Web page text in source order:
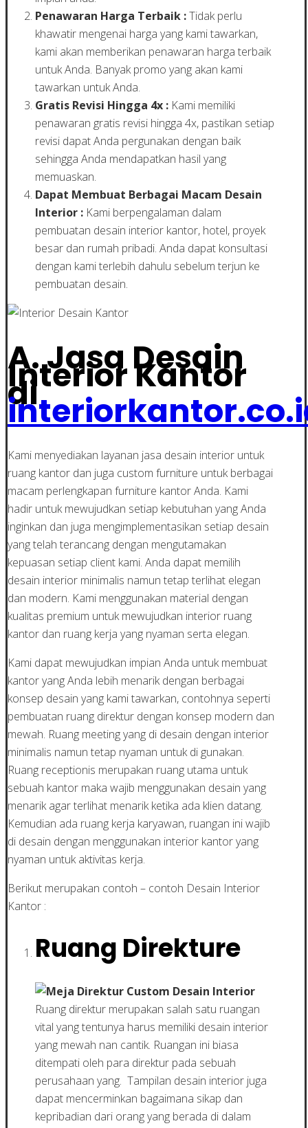
Penawaran Harga Terbaik :Tidak perlu
khawatir mengenai harga yang kami tawarkan,
kami akan memberikan penawaran harga terbaik
untuk Anda. Banyak promo yang akan kami
tawarkan untuk Anda.
Gratis Revisi Hingga 4x : Kami memiliki
penawaran gratis revisi hingga 4x, pastikan setiap
revisi dapat Anda pergunakan dengan baik
sehingga Anda mendapatkan hasil yang
memuaskan.
Dapat Membuat Berbagai Macam Desain
Interior : Kami berpengalaman dalam
pembuatan desain interior kantor, hotel, proyek
besar dan rumah pribadi. Anda dapat konsultasi
dengan kami terlebih dahulu sebelum terjun ke
pembuatan desain.
A. Jasa Desain
Interior Kantor
di
Kami menyediakan layanan jasa desain interior untuk
ruang kantor dan juga custom furniture untuk berbagai
macam perlengkapan furniture kantor Anda. Kami
hadir untuk mewujudkan setiap kebutuhan yang Anda
inginkan dan juga mengimplementasikan setiap desain
yang telah terancang dengan mengutamakan
kepuasan setiap client kami. Anda dapat memilih
desain interior minimalis namun tetap terlihat elegan
dan modern. Kami menggunakan material dengan
kualitas premium untuk mewujudkan interior ruang
kantor dan ruang kerja yang nyaman serta elegan.
Kami dapat mewujudkan impian Anda untuk membuat
kantor yang Anda lebih menarik dengan berbagai
konsep desain yang kami tawarkan, contohnya seperti
pembuatan ruang direktur dengan konsep modern dan
mewah. Ruang meeting yang di desain dengan interior
minimalis namun tetap nyaman untuk di gunakan.
Ruang receptionis merupakan ruang utama untuk
sebuah kantor maka wajib menggunakan desain yang
menarik agar terlihat menarik ketika ada klien datang.
Kemudian ada ruang kerja karyawan, ruangan ini wajib
di desain dengan menggunakan interior kantor yang
nyaman untuk aktivitas kerja.
Berikut merupakan contoh – contoh Desain Interior
Kantor :
Ruang Direkture
Ruang direktur merupakan salah satu ruangan
vital yang tentunya harus memiliki desain interior
yang mewah nan cantik. Ruangan ini biasa
ditempati oleh para direktur pada sebuah
perusahaan yang. Tampilan desain interior juga
dapat mencerminkan bagaimana sikap dan
kepribadian dari orang yang berada di dalam